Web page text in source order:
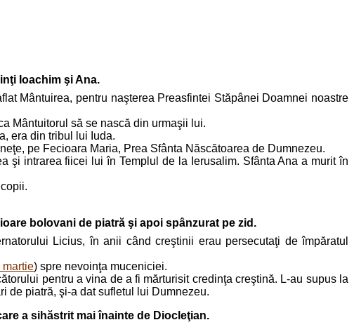
Ioachim şi Ana.
Mântuirea, pentru naşterea Preasfintei Stăpânei Doamnei noastre
Mântuitorul să se nască din urmaşii lui.
era din tribul lui Iuda.
pe Fecioara Maria, Prea Sfânta Născătoarea de Dumnezeu.
şi intrarea fiicei lui în Templul de la Ierusalim. Sfânta Ana a murit în
bolovani de piatră şi apoi spânzurat pe zid.
Licius, în anii când creştinii erau persecutaţi de împăratul
martie) spre nevoinţa muceniciei.
pentru a vina de a fi mărturisit credinţa creştină. L-au supus la
de piatră, şi-a dat sufletul lui Dumnezeu.
a sihăstrit mai înainte de Diocleţian.